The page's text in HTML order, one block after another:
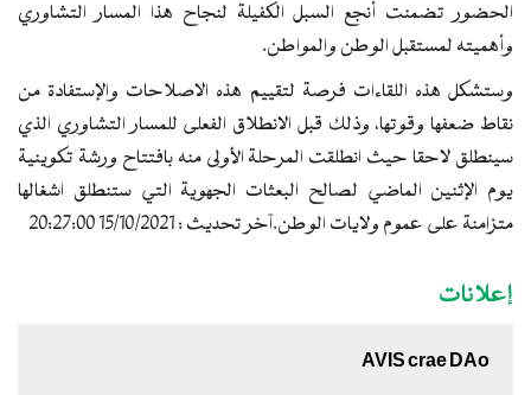
إعلانات
AVIS crae DAo
الحضور تضمنت أنجع السبل الكفيلة لنجاح هذا المسار التشاوري
وأهميته لمستقبل الوطن والمواطن.
وستشكل هذه اللقاءات فرصة لتقييم هذه الاصلاحات والإستفادة من
نقاط ضعفها وقوتها، وذلك قبل الانطلاق الفعلى للمسار التشاوري الذي
سينطلق لاحقا حيث انطلقت المرحلة الأولى منه بافتتاح ورشة تكوينية
يوم الإثنين الماضي لصالح البعثات الجهوية التي ستنطلق اشغالها
متزامنة على عموم ولايات الوطن.آخر تحديث : 15/10/2021 20:27:00